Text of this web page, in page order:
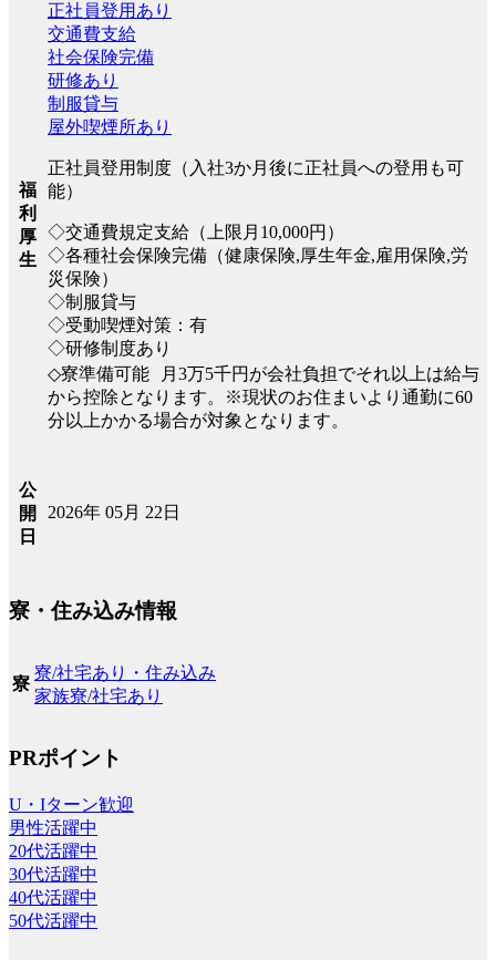
福
利
厚
生
正社員登用あり
交通費支給
社会保険完備
研修あり
制服貸与
屋外喫煙所あり
正社員登用制度（入社3か月後に正社員への登用も可
能）
◇交通費規定支給（上限月10,000円）
◇各種社会保険完備（健康保険,厚生年金,雇用保険,労
災保険）
◇制服貸与
◇受動喫煙対策：有
◇研修制度あり
◇寮準備可能 月3万5千円が会社負担でそれ以上は給与
から控除となります。※現状のお住まいより通勤に60
分以上かかる場合が対象となります。
公
開
日
2026年 05月 22日
寮・住み込み情報
寮
寮/社宅あり・住み込み
家族寮/社宅あり
PRポイント
U・Iターン歓迎
男性活躍中
20代活躍中
30代活躍中
40代活躍中
50代活躍中